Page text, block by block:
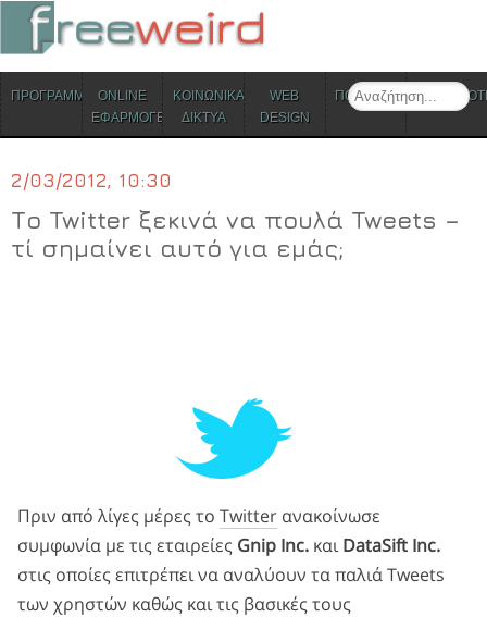
Search
Skip to content
ΠΡΟΓΡΑΜΜΑΤΑONLINE
ΕΦΑΡΜΟΓΕΣ
ΚΟΙΝΩΝΙΚΑ
ΔΙΚΤΥΑ
WEB
DESIGN
ΠΟΛΙΤΙΣΜΟΣ
2/03/2012, 10:30
Το Twitter ξεκινά να πουλά Tweets –
τί σημαίνει αυτό για εμάς;
Πριν από λίγες μέρες το Twitter ανακοίνωσε
συμφωνία με τις εταιρείες Gnip Inc. καιDataSift Inc.
στις οποίες επιτρέπει να αναλύουν τα παλιά Tweets
των χρηστών καθώς και τις βασικές τους